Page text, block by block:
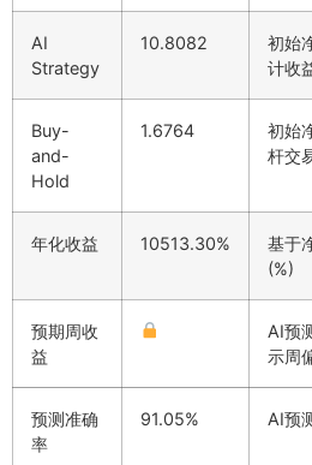
AI
Strategy
10.8082
初始
计收
Buy-
and-
Hold
1.6764
初始
杆交
年化收益 10513.30%
基于
(%)
预期周收
益
AI预
示周
预测准确
率
91.05% AI预